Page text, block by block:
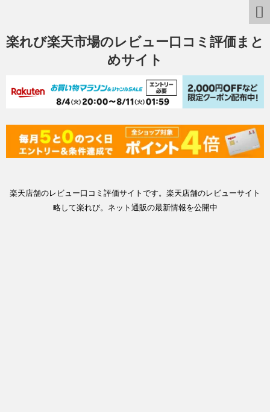
楽れび楽天市場のレビュー口コミ評価まと
めサイト
楽天店舗のレビュー口コミ評価サイトです。楽天店舗のレビューサイト
略して楽れび。ネット通販の最新情報を公開中